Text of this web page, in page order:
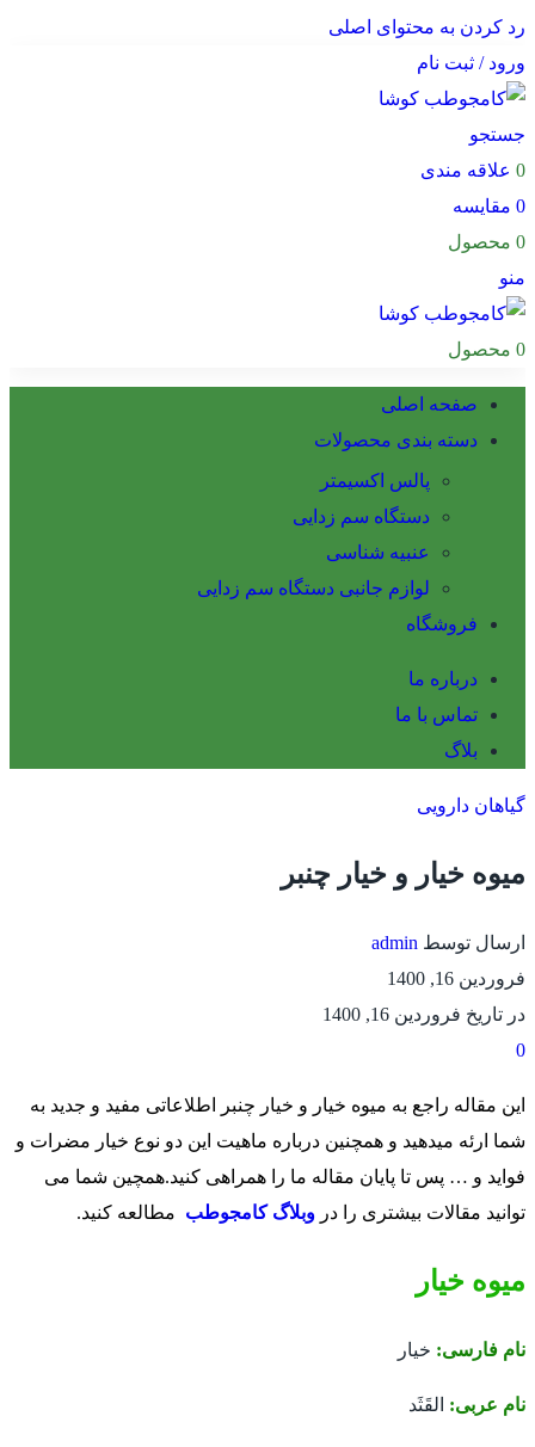
رد کردن به محتوای اصلی
ورود / ثبت نام
جستجو
0 علاقه مندی
0 مقایسه
0 محصول
منو
0 محصول
صفحه اصلی
دسته بندی محصولات
پالس اکسیمتر
دستگاه سم زدایی
عنبیه شناسی
لوازم جانبی دستگاه سم زدایی
فروشگاه
درباره ما
تماس با ما
بلاگ
گیاهان دارویی
میوه خیار و خیار چنبر
ارسال توسط admin
فروردین 16, 1400
در تاریخ فروردین 16, 1400
0
این مقاله راجع به میوه خیار و خیار چنبر اطلاعاتی مفید و جدید به
شما ارئه میدهید و همچنین درباره ماهیت این دو نوع خیار مضرات و
فواید و … پس تا پایان مقاله ما را همراهی کنید.همچین شما می
توانید مقالات بیشتری را در وبلاگ کامجوطب مطالعه کنید.
میوه خیار
نام فارسی: خیار
نام عربی: القَثَد